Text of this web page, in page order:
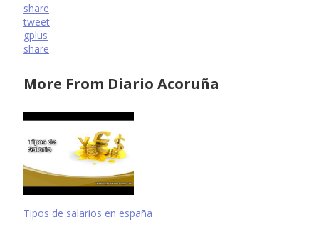
share
tweet
gplus
share
More From Diario Acoruña
Tipos de salarios en españa